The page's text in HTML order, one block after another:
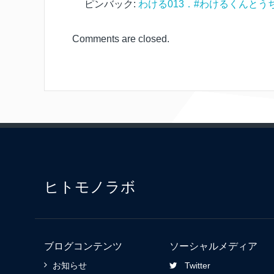
ピンバック: わける013．#わけるくんとう
Comments are closed.
ヒトモノラボ
ブログコンテンツ
お知らせ
ソーシャルメディア
Twitter